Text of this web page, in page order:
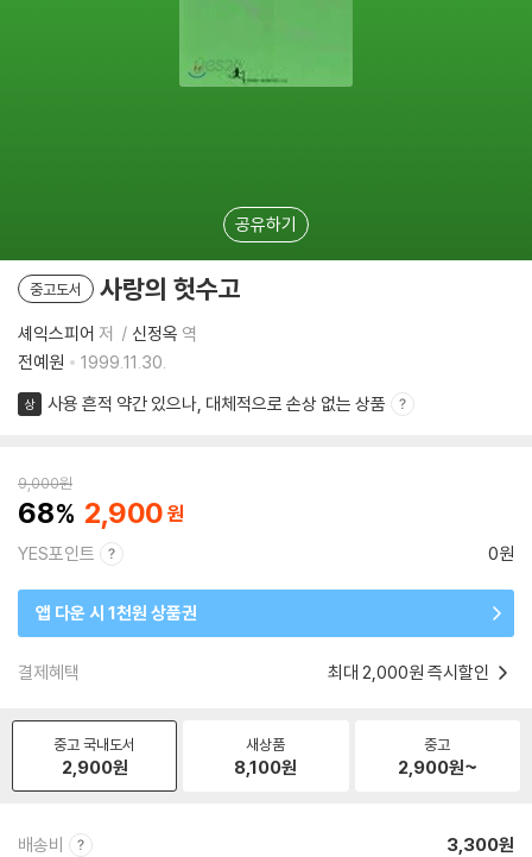
공유하기
중고도서 사랑의 헛수고
셰익스피어 저 신정옥 역
전예원
1999.11.30.
상 사용 흔적 약간 있으나, 대체적으로 손상 없는 상품
9,000원
68 2,900
YES포인트 0원
앱 다운 시 1천원 상품권
결제혜택 최대 2,000원 즉시할인
중고 국내도서
2,900원
새상품
8,100원
중고
2,900원~
배송비 3,300원